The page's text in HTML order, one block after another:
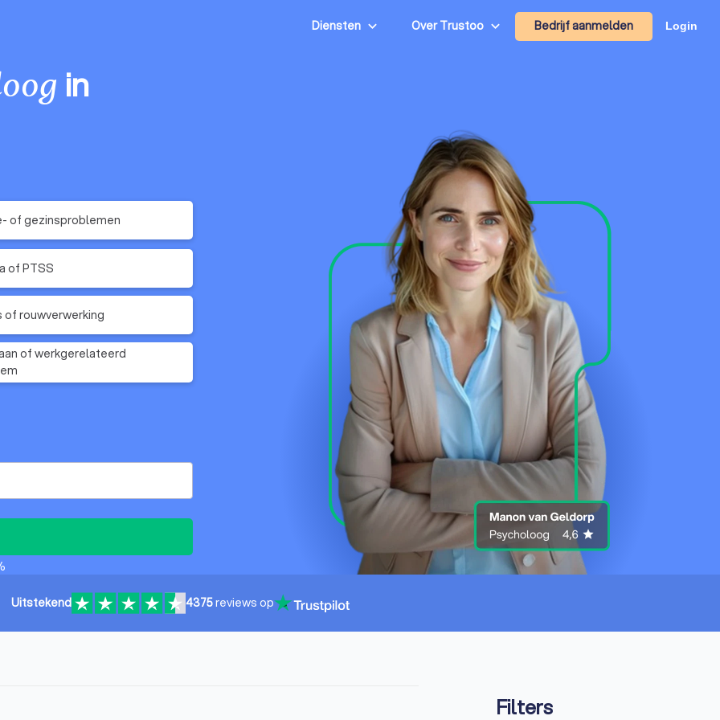
Diensten Over Trustoo Bedrijf aanmelden Login
in
of gezinsproblemen
of PTSS
of rouwverwerking
of werkgerelateerd
Uitstekend 4375reviews op
Filters